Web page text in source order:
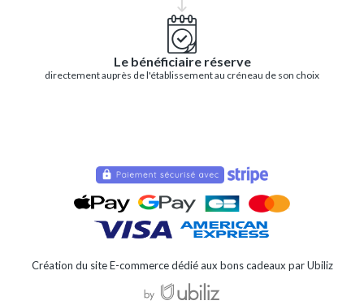
Le bénéficiaire réserve
directement auprès de l'établissement au créneau de son choix
Création du site E-commerce dédié aux bons cadeaux par Ubiliz